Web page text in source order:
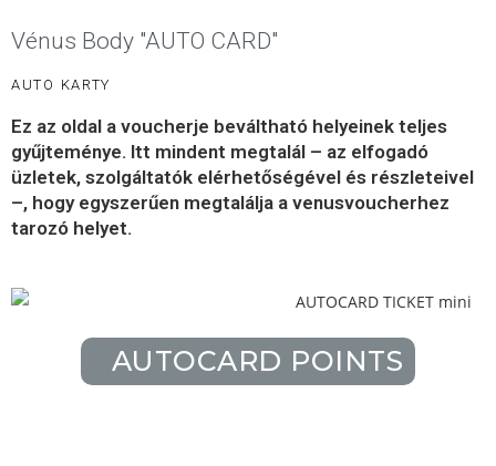
Vénus Body "AUTO CARD"
AUTO KARTY
Ez az oldal a voucherje beváltható helyeinek teljes
gyűjteménye. Itt mindent megtalál – az elfogadó
üzletek, szolgáltatók elérhetőségével és részleteivel
–, hogy egyszerűen megtalálja a venusvoucherhez
tarozó helyet.
AUTOCARD POINTS